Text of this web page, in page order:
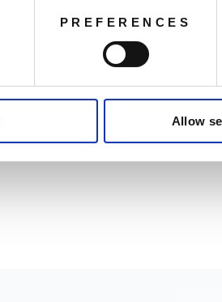
PREFERENCES
Allow